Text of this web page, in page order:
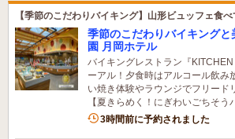
【季節のこだわりバイキング】山形ビュッフェ食
季節のこだわりバイキング
園 月岡ホテル
バイキングレストラン『
ーアル！夕食時はアルコール飲み
い焼き体験やラウンジでフリード
【夏きらめく！にぎわいごちそう
1名がこの宿を見ています
3時間前に予約されました